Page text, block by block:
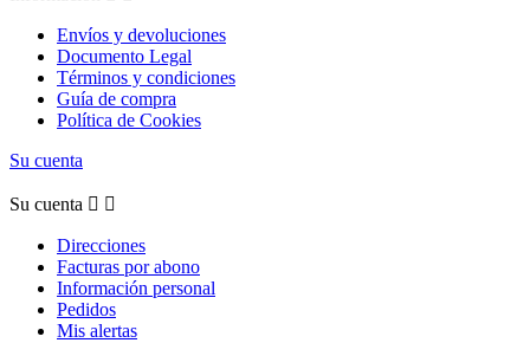
Envíos y devoluciones
Documento Legal
Términos y condiciones
Guía de compra
Política de Cookies
Su cuenta
Su cuenta  
Direcciones
Facturas por abono
Información personal
Pedidos
Mis alertas